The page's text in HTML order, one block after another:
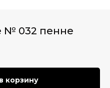
№ 032 пенне
корзину